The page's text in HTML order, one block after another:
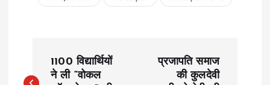
1100 विद्यार्थियों
ने ली “वोकल
प्रजापति समाज
की कुलदेवी